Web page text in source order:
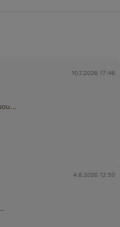
10.7.2026 17:46
4.8.2026 12:50